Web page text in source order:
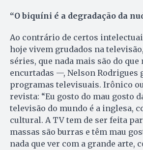
“O biquíni é a degradação da
Ao contrário de certos
hoje vivem grudados na
séries, que nada mais são do que
encurtadas —, Nelson Rodrigues
programas televisuais. Irônico
revista: “Eu gosto do mau gosto
televisão do mundo é a inglesa,
cultural. A TV tem de ser feita
massas são burras e têm mau
nada que ver com a grande arte,